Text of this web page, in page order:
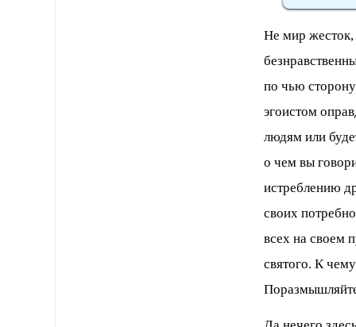
Не мир
по чью
эгоистом
людям или
о чем вы
истреблению
своих
всех на своем
святого. К